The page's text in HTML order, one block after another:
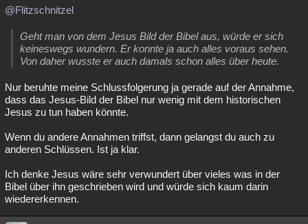
@Flitzschnitzel
Geht man von dem Jesus Bild der Bibel aus, würde er sich
keineswegs wundern. Er konnte ja auch alles voraus sehen.
Von daher wusste er auch damals schon alles über heute.
Nur beruhte meine Schlussfolgerung ja gerade auf der Annahme,
dass das Jesus-Bild der Bibel nur wenig mit dem historischen
Jesus zu tun haben könnte.
Wenn du andere Annahmen triffst, dann gelangst du auch zu
anderen Schlüssen. Ist ja klar.
Ich denke Jesus wäre sehr verwundert über vieles was in der
Bibel über ihn geschrieben wird und würde sich kaum darin
wiedererkennen.